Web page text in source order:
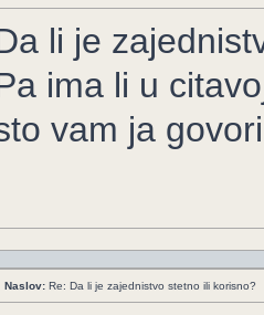
li je
ima li u
vam ja
Naslov: Re: Da li je zajednistvo stetno ili korisno?